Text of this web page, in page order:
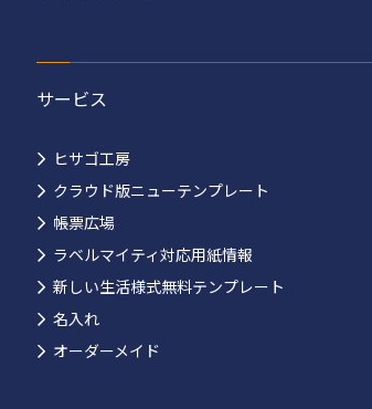
サービス
ヒサゴ工房
クラウド版ニューテンプレート
帳票広場
ラベルマイティ対応用紙情報
新しい生活様式無料テンプレート
名入れ
オーダーメイド